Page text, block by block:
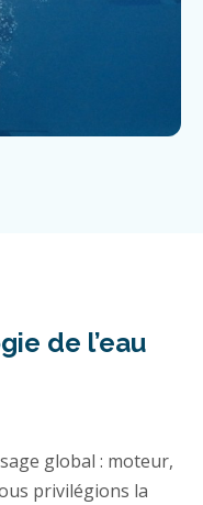
de l’eau
global : moteur,
privilégions la